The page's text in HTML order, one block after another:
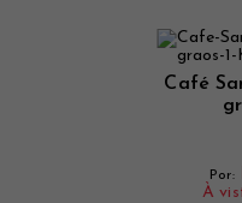
Café
Por:
À